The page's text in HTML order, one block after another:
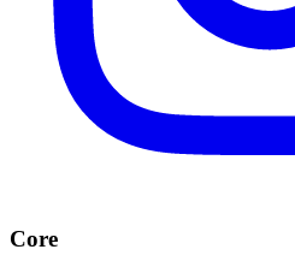
Core